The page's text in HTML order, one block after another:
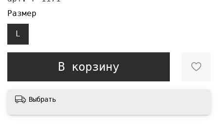
В корзину
Размер
L
Выбрать